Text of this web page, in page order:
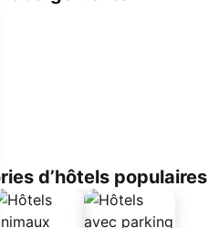
d’hôtels populaires